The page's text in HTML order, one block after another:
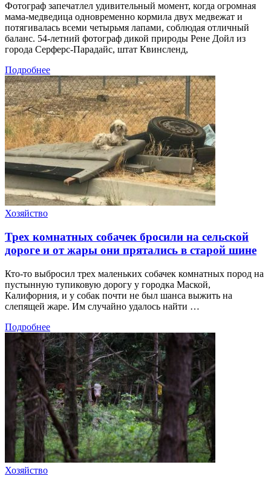
Фотограф запечатлел удивительный момент, когда огромная
мама-медведица одновременно кормила двух медвежат и
потягивалась всеми четырьмя лапами, соблюдая отличный
баланс. 54-летний фотограф дикой природы Рене Дойл из
города Серферс-Парадайс, штат Квинсленд,
Подробнее
Хозяйство
Трех комнатных собачек бросили на сельской
дороге и от жары они прятались в старой шине
Кто-то выбросил трех маленьких собачек комнатных пород на
пустынную тупиковую дорогу у городка Маской,
Калифорния, и у собак почти не был шанса выжить на
слепящей жаре. Им случайно удалось найти …
Подробнее
Хозяйство